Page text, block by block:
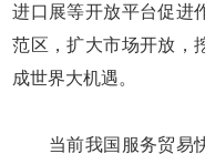
进口展等开放平台促进
范区，扩大市场开放，
成世界大机遇。
当前我国服务贸易快